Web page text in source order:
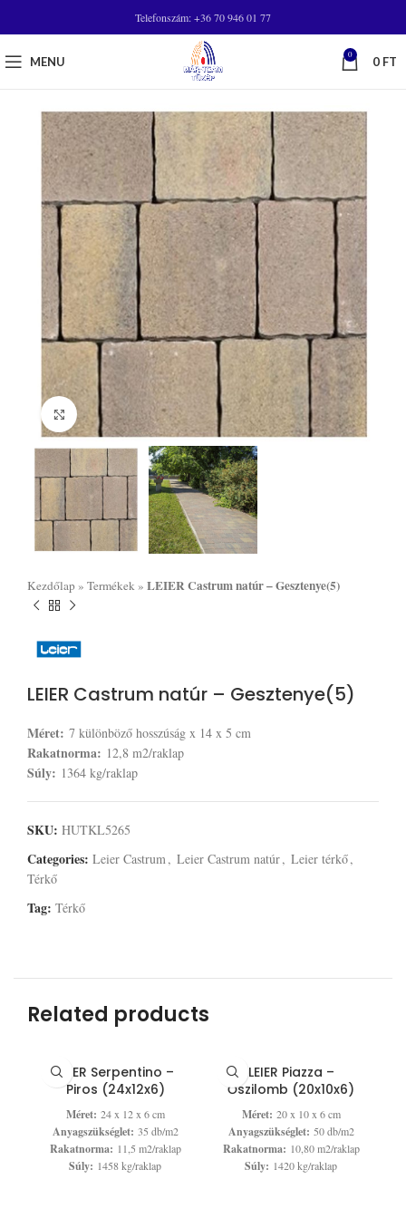
Telefonszám: +36 70 946 01 77
MENU 0 0 FT
Click to enlarge
Kezdőlap » Termékek » LEIER Castrum natúr – Gesztenye(5)
LEIER Castrum natúr – Gesztenye(5)
Méret: 7 különböző hosszúság x 14 x 5 cm
Rakatnorma: 12,8 m2/raklap
Súly: 1364 kg/raklap
SKU: HUTKL5265
Categories: Leier Castrum, Leier Castrum natúr, Leier térkő,
Térkő
Tag: Térkő
Related products
LEIER Serpentino –
Piros (24x12x6)
Méret: 24 x 12 x 6 cm
Anyagszükséglet: 35 db/m2
Rakatnorma: 11,5 m2/raklap
Súly: 1458 kg/raklap
LEIER Piazza –
Őszilomb (20x10x6)
Méret: 20 x 10 x 6 cm
Anyagszükséglet: 50 db/m2
Rakatnorma: 10,80 m2/raklap
Súly: 1420 kg/raklap